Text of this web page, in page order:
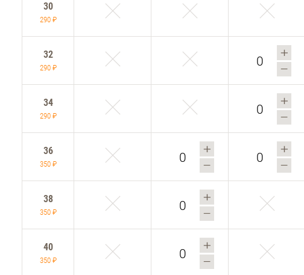
30
290 ₽
32
290 ₽
34
290 ₽
36
350 ₽
38
350 ₽
40
350 ₽